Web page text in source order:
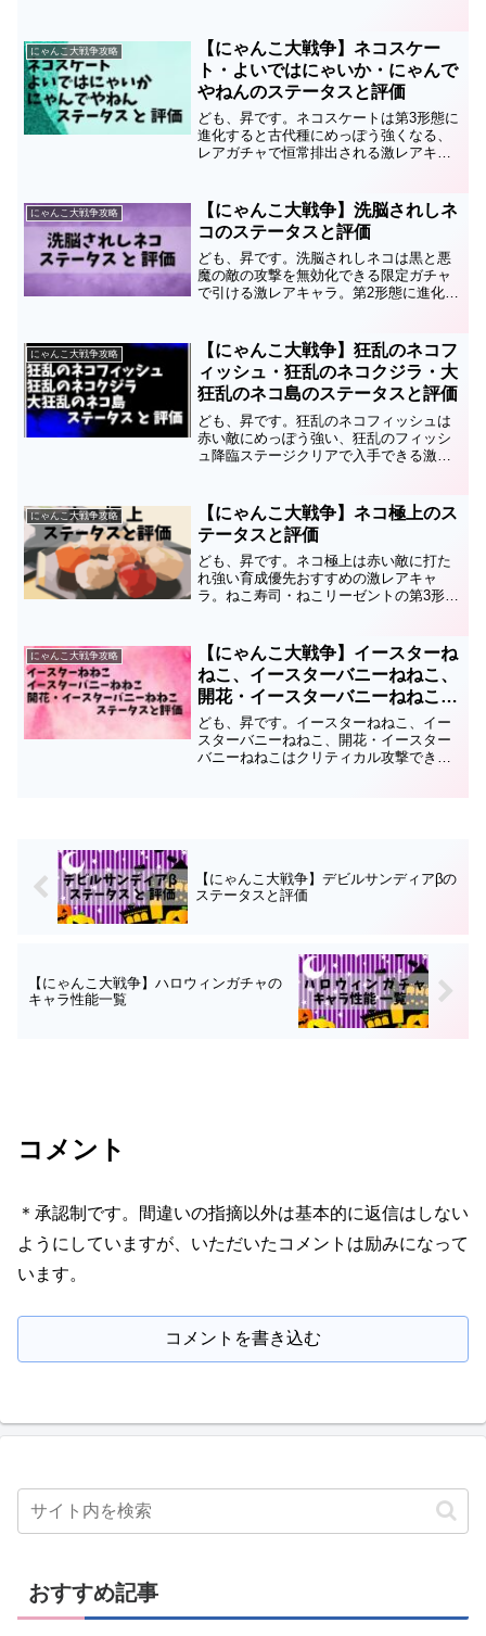
ネコアイスサキュバスのステータスと評
価についてまとめているの...
にゃんこ大戦争攻略
【にゃんこ大戦争】ネコスケー
ト・よいではにゃいか・にゃんで
やねんのステータスと評価
ども、昇です。ネコスケートは第3形態に
進化すると古代種にめっぽう強くなる、
レアガチャで恒常排出される激レアキャ
ステータスと評価についてまとめている
ので、育成の順番や編...
にゃんこ大戦争攻略
【にゃんこ大戦争】洗脳されしネ
コのステータスと評価
ども、昇です。洗脳されしネコは黒と悪
魔の敵の攻撃を無効化できる限定ガチャ
で引ける激レアキャラ。第2形態に進化す
テータスと評価についてまとめているの
で、育成の順番や編成、キ...
にゃんこ大戦争攻略
【にゃんこ大戦争】狂乱のネコフ
ィッシュ・狂乱のネコクジラ・大
狂乱のネコ島のステータスと評価
ども、昇です。狂乱のネコフィッシュは
赤い敵にめっぽう強い、狂乱のフィッシ
ュ降臨ステージクリアで入手できる激レ
ラのステータスと評価についてまとめて
いるので、育成の順番...
にゃんこ大戦争攻略
【にゃんこ大戦争】ネコ極上のス
テータスと評価
ども、昇です。ネコ極上は赤い敵に打た
れ強い育成優先おすすめの激レアキャ
ラ。ねこ寿司・ねこリーゼントの第3形態
育成の順番や編成、キャッツアイを使う
かどうかの参考にしてくだ...
にゃんこ大戦争攻略
【にゃんこ大戦争】イースターね
ねこ、イースターバニーねねこ、
開花・イースターバニーねねこの
ステータスと評価
ども、昇です。イースターねねこ、イー
スターバニーねねこ、開花・イースター
バニーねねこはクリティカル攻撃でき
【にゃんこ大戦争】デビルサンディアβの
ステータスと評価
【にゃんこ大戦争】ハロウィンガチャの
キャラ性能一覧
コメント
＊承認制です。間違いの指摘以外は基本的に返信はしない
ようにしていますが、いただいたコメントは励みになって
います。
コメントを書き込む
おすすめ記事